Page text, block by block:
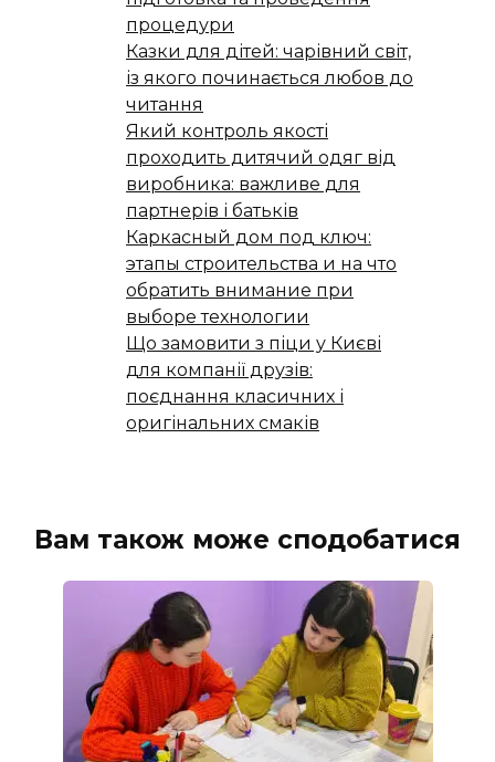
процедури
Казки для дітей: чарівний світ,
із якого починається любов до
читання
Який контроль якості
проходить дитячий одяг від
виробника: важливе для
партнерів і батьків
Каркасный дом под ключ:
этапы строительства и на что
обратить внимание при
выборе технологии
Що замовити з піци у Києві
для компанії друзів:
поєднання класичних і
оригінальних смаків
Вам також може сподобатися